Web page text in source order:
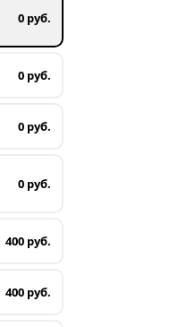
0 руб.
0 руб.
0 руб.
0 руб.
400 руб.
400 руб.